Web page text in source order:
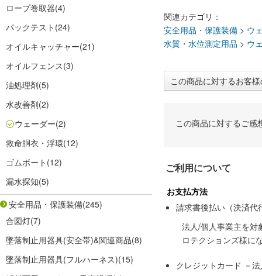
ロープ巻取器(4)
パックテスト (24)
オイルキャッチャー(21)
オイルフェンス(3)
油処理剤(5)
水改善剤(2)
ウェーダー(2)
救命胴衣・浮環(12)
ゴムボート (12)
漏水探知(5)
安全用品・保護装備(245)
合図灯(7)
墜落制止用器具(安全帯)&関連商品(8)
墜落制止用器具(フルハーネス)(15)
関連カテゴリ：
安全用品・保護装備 > ウ
水質・水位測定用品 > ウ
この商品に対するお客
この商品に対するご感
ご利用について
お支払方法
請求書後払い（決済代
法人/個人事業主を対
ロテクションズ様に
クレジットカード －